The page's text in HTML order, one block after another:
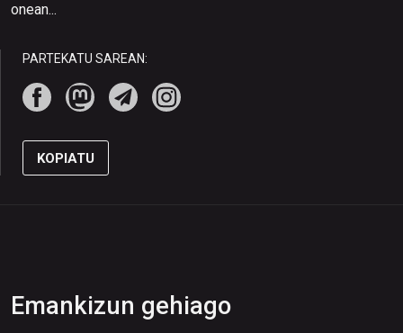
onean...
PARTEKATU SAREAN:
KOPIATU
Emankizun gehiago